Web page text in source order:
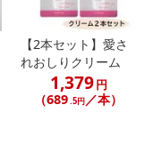
【2本セット】愛さ
れおしりクリーム
1,379円
（689.5円／本）